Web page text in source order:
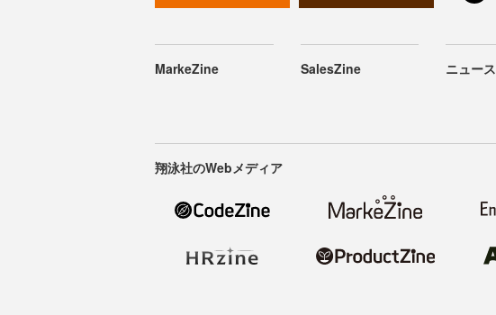
MarkeZine SalesZine ニュース
翔泳社のWebメディア